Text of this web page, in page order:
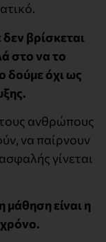
βρίσκεται
στο να το
δούμε όχι ως
ανθρώπους
να παίρνουν
γίνεται
μάθηση είναι η